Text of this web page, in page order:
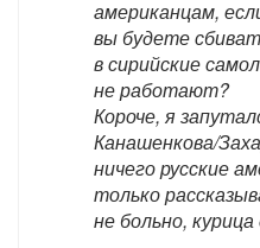
американцам,
вы будете
в сирийские
не работают?
Короче, я
Канашенкова/
ничего русские
только
не больно,